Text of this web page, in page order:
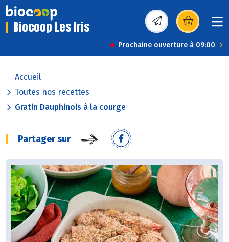
Biocoop Les Iris (s’ouvre dans une
Prochaine ouverture à 09:00
Accueil
Toutes nos recettes
Gratin Dauphinois à la courge
Partager sur